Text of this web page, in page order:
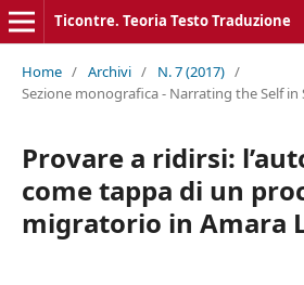
Ticontre. Teoria Testo Traduzione
Home / Archivi / N. 7 (2017) /
Sezione monografica - Narrating the Self in
Provare a ridirsi:
come tappa di un
migratorio in Amara